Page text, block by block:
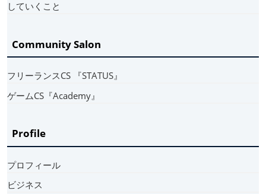
していくこと
Community Salon
フリーランスCS 『STATUS』
ゲームCS『Academy』
Profile
プロフィール
ビジネス